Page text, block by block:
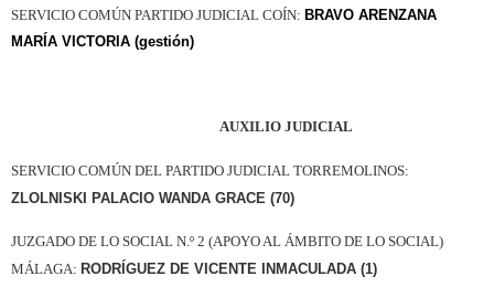
SERVICIO COMÚN PARTIDO JUDICIAL COÍN: BRAVO ARENZANA
MARÍA VICTORIA (gestión)
AUXILIO JUDICIAL
SERVICIO COMÚN DEL PARTIDO JUDICIAL TORREMOLINOS:
ZLOLNISKI PALACIO WANDA GRACE (70)
JUZGADO DE LO SOCIAL N.º 2 (APOYO AL ÁMBITO DE LO SOCIAL)
MÁLAGA: RODRÍGUEZ DE VICENTE INMACULADA (1)